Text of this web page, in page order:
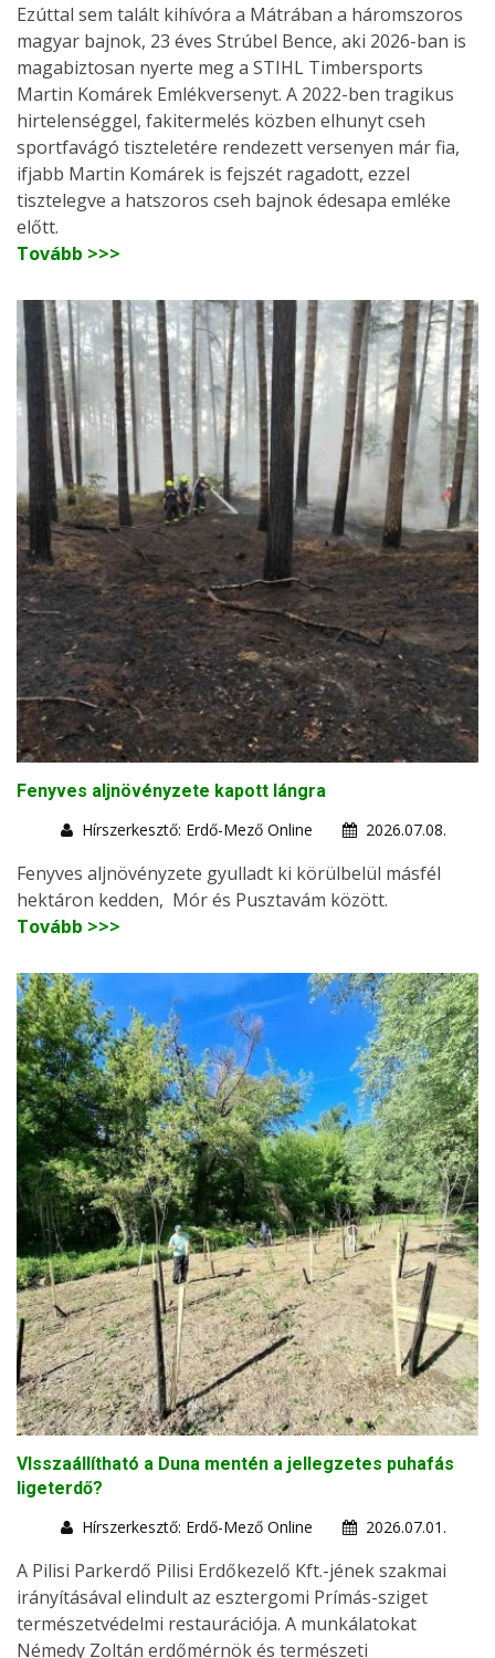
Ezúttal sem talált kihívóra a Mátrában a háromszoros
magyar bajnok, 23 éves Strúbel Bence, aki 2026-ban is
magabiztosan nyerte meg a STIHL Timbersports
Martin Komárek Emlékversenyt. A 2022-ben tragikus
hirtelenséggel, fakitermelés közben elhunyt cseh
sportfavágó tiszteletére rendezett versenyen már fia,
ifjabb Martin Komárek is fejszét ragadott, ezzel
tisztelegve a hatszoros cseh bajnok édesapa emléke
előtt.
Tovább >>>
Fenyves aljnövényzete kapott lángra
Hírszerkesztő: Erdő-Mező Online
2026.07.08.
Fenyves aljnövényzete gyulladt ki körülbelül másfél
hektáron kedden, Mór és Pusztavám között.
Tovább >>>
VIsszaállítható a Duna mentén a jellegzetes puhafás
ligeterdő?
Hírszerkesztő: Erdő-Mező Online
2026.07.01.
A Pilisi Parkerdő Pilisi Erdőkezelő Kft.-jének szakmai
irányításával elindult az esztergomi Prímás-sziget
természetvédelmi restaurációja. A munkálatokat
Némedy Zoltán erdőmérnök és természeti